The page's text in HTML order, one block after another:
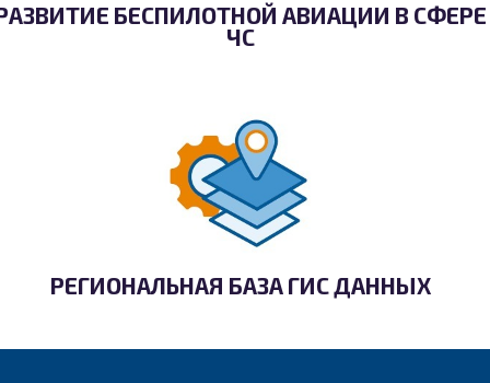
БЕСПИЛОТНОЙ АВИАЦИИ В СФЕРЕ
ЧС
РЕГИОНАЛЬНАЯ БАЗА ГИС ДАННЫХ